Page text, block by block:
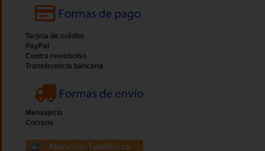
Tarjeta de crédito
PayPal
Contra reembolso
Transferencia bancaria
Mensajería
Correos